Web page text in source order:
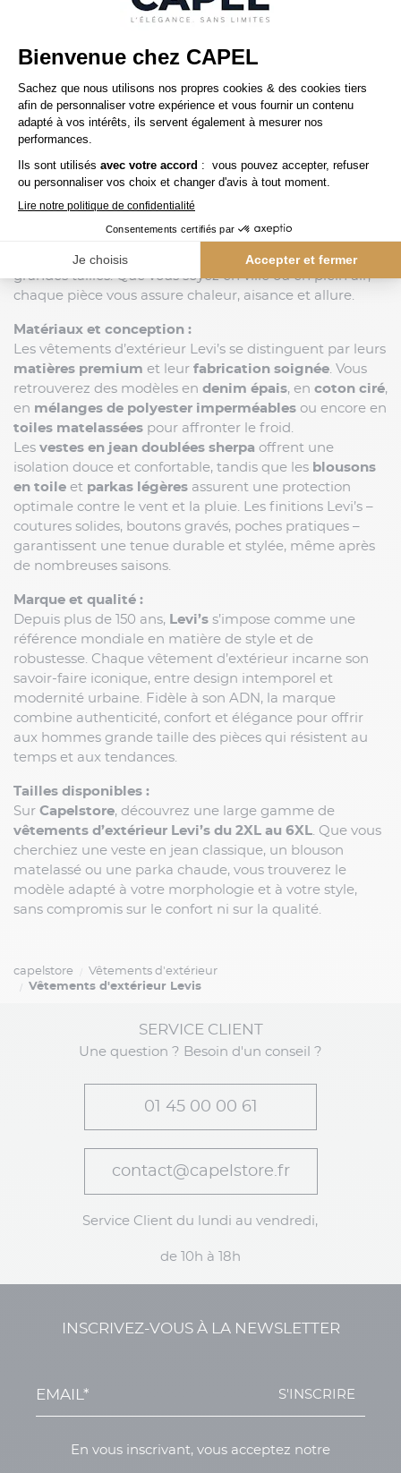
Précédent 1 / 1
Affrontez toutes les saisons avec style grâce aux
vêtements d’extérieur grande taille Levi’s, disponibles
signés Levi’s allient l’esprit authentique de la marque
américaine à des coupes parfaitement adaptées aux
grandes tailles. Que vous soyez en ville ou en plein air,
chaque pièce vous assure chaleur, aisance et allure.
Matériaux et conception :
Les vêtements d’extérieur Levi’s se distinguent par leurs
matières premium et leur fabrication soignée . Vous
retrouverez des modèles en denim épais, en coton ciré,
en mélanges de polyester imperméables ou encore en
toiles matelassées pour affronter le froid.
Les vestes en jean doublées sherpa offrent une
isolation douce et confortable, tandis que les blousons
en toile et parkas légères assurent une protection
optimale contre le vent et la pluie. Les finitions Levi’s –
coutures solides, boutons gravés, poches pratiques –
garantissent une tenue durable et stylée, même après
de nombreuses saisons.
Marque et qualité :
Depuis plus de 150 ans, Levi’s s’impose comme une
référence mondiale en matière de style et de
robustesse. Chaque vêtement d’extérieur incarne son
savoir-faire iconique, entre design intemporel et
modernité urbaine. Fidèle à son ADN, la marque
combine authenticité, confort et élégance pour offrir
aux hommes grande taille des pièces qui résistent au
temps et aux tendances.
Tailles disponibles :
Sur Capelstore, découvrez une large gamme de
vêtements d’extérieur Levi’s du 2XL au 6XL . Que vous
cherchiez une veste en jean classique, un blouson
matelassé ou une parka chaude, vous trouverez le
modèle adapté à votre morphologie et à votre style,
sans compromis sur le confort ni sur la qualité.
capelstore
Vêtements d'extérieur
Vêtements d'extérieur Levis
SERVICE CLIENT
Une question ? Besoin d'un conseil ?
01 45 00 00 61
contact@capelstore.fr
Service Client du lundi au vendredi,
de 10h à 18h
INSCRIVEZ-VOUS À LA NEWSLETTER
S'INSCRIRE
En vous inscrivant, vous acceptez notre